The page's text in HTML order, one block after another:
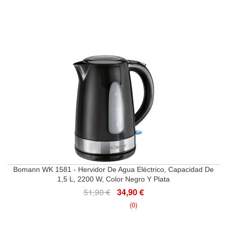
Bomann WK 1581 - Hervidor De Agua Eléctrico, Capacidad De
1,5 L, 2200 W, Color Negro Y Plata
51,90 € 34,90 €
(0)